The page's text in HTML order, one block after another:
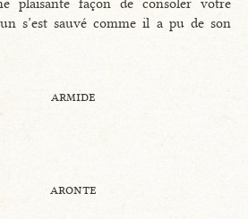
plaisante façon de consoler votre
s’est sauvé comme il a pu de son
armide
aronte